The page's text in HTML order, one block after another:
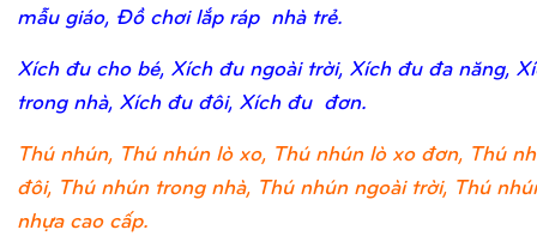
mẫu giáo, Đồ chơi lắp ráp nhà trẻ.
Xích đu cho bé, Xích đu ngoài trời, Xích đu đa năng,
trong nhà, Xích đu đôi, Xích đu đơn.
Thú nhún, Thú nhún lò xo, Thú nhún lò xo đơn, Thú
đôi, Thú nhún trong nhà, Thú nhún ngoài trời, Thú
nhựa cao cấp.